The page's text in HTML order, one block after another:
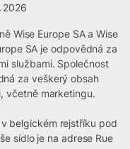
2026
Wise Europe SA a Wise
SA je odpovědná za
službami. Společnost
za veškerý obsah
včetně marketingu.
belgickém rejstříku pod
sídlo je na adrese Rue